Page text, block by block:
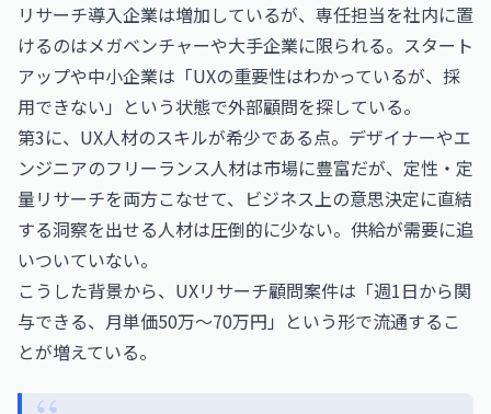
リサーチ導入企業は増加しているが、専任担当を社内に置
けるのはメガベンチャーや大手企業に限られる。スタート
アップや中小企業は「UXの重要性はわかっているが、採
用できない」という状態で外部顧問を探している。
第3に、UX人材のスキルが希少である点。デザイナーやエ
ンジニアのフリーランス人材は市場に豊富だが、定性・定
量リサーチを両方こなせて、ビジネス上の意思決定に直結
する洞察を出せる人材は圧倒的に少ない。供給が需要に追
いついていない。
こうした背景から、UXリサーチ顧問案件は「週1日から関
与できる、月単価50万〜70万円」という形で流通するこ
とが増えている。